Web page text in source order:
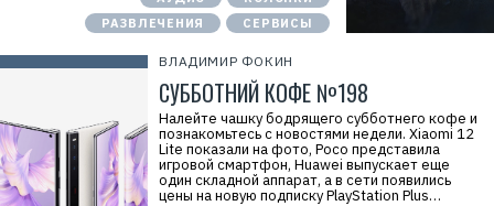
РАЗВЛЕЧЕНИЯ
СЕРВИСЫ
ВЛАДИМИР ФОКИН
СУББОТНИЙ КОФЕ №198
Налейте чашку бодрящего субботнего кофе и
познакомьтесь с новостями недели. Xiaomi 12
Lite показали на фото, Poco представила
игровой смартфон, Huawei выпускает еще
один складной аппарат, а в сети появились
цены на новую подписку PlayStation Plus…